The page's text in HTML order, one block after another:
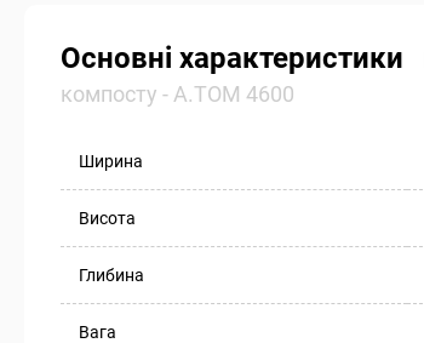
Основні характеристики
компосту - А.ТОМ 4600
Ширина
Висота
Глибина
Вага